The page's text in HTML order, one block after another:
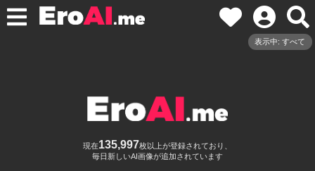
表示中: すべて
現在135,997枚以上が登録されており、
毎日新しいAI画像が追加されています